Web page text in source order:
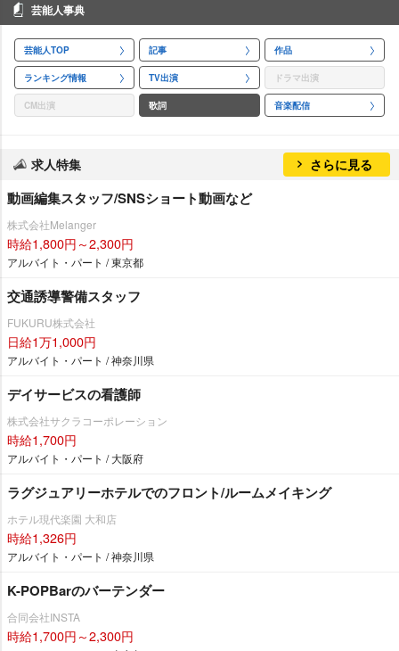
芸能人事典
芸能人TOP 記事 作品
ランキング情報 TV出演 ドラマ出演
CM出演 歌詞 音楽配信
求人特集 さらに見る
動画編集スタッフ/SNSショート動画など
株式会社Melanger
時給1,800円～2,300円
アルバイト・パート / 東京都
交通誘導警備スタッフ
FUKURU株式会社
日給1万1,000円
アルバイト・パート / 神奈川県
デイサービスの看護師
株式会社サクラコーポレーション
時給1,700円
アルバイト・パート / 大阪府
ラグジュアリーホテルでのフロント/ルームメイキング
ホテル現代楽園 大和店
時給1,326円
アルバイト・パート / 神奈川県
K-POPBarのバーテンダー
合同会社INSTA
時給1,700円～2,300円